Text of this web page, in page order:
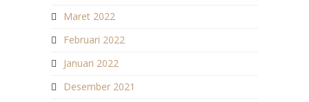
Maret 2022
Februari 2022
Januari 2022
Desember 2021